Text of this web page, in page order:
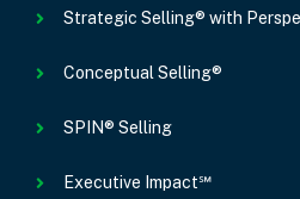
Strategic Selling® with
Conceptual Selling®
SPIN® Selling
Executive Impact℠